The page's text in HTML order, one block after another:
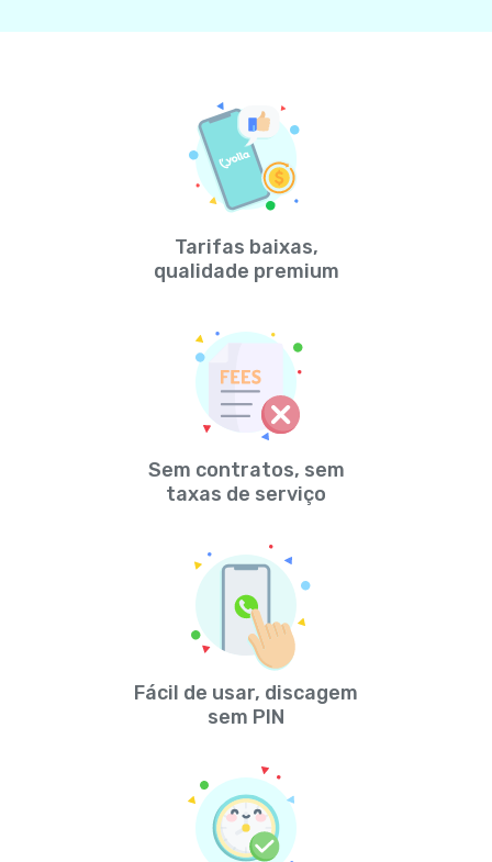
Tarifas baixas,
qualidade premium
Sem contratos, sem
taxas de serviço
Fácil de usar, discagem
sem PIN